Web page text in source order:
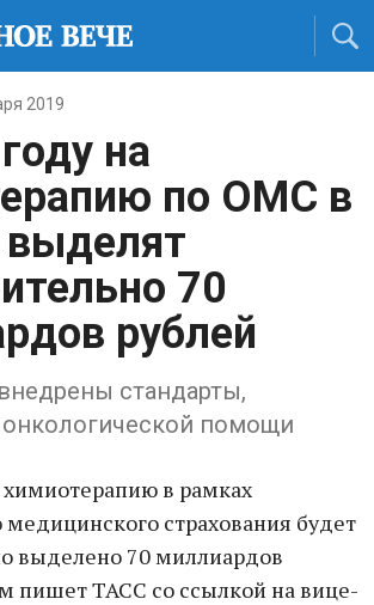
2019
на
по ОМС в
выделят
70
рублей
стандарты,
помощи
химиотерапию в рамках
медицинского страхования будет
выделено 70 миллиардов
пишет ТАСС со ссылкой на вице-